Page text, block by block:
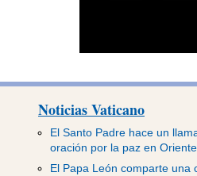
Noticias Vaticano
El Santo Padre hace un
oración por la paz en
El Papa León comparte una